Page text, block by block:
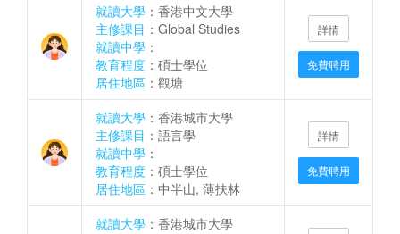
就讀大學 ：香港中文大學
主修課目 ：Global Studies
就讀中學 ：
教育程度 ：碩士學位
居住地區 ：觀塘
詳情
免費聘用
就讀大學 ：香港城市大學
主修課目 ：語言學
就讀中學 ：
教育程度 ：碩士學位
居住地區 ：中半山, 薄扶林
詳情
免費聘用
就讀大學 ：香港城市大學